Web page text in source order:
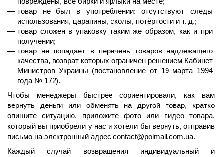
товар не был в употреблении: отсутствуют следы
использования, царапины, сколы, потёртости и т. д.;
товар сложен в упаковку таким же образом, как и при
получении;
товар не попадает в перечень товаров надлежащего
качества, возврат которых ограничен решением Кабинет
Министров Украины (постановление от 19 марта 1994
года № 172).
Чтобы менеджеры быстрее сориентировали, как вам
вернуть деньги или обменять на другой товар, кратко
опишите ситуацию, приложите фото или видео товара,
который вы приобрели у нас и хотели бы вернуть, отправив
письмо на электронный адрес contact@polmall.com.ua.
Каждый случай возвращения индивидуальный и